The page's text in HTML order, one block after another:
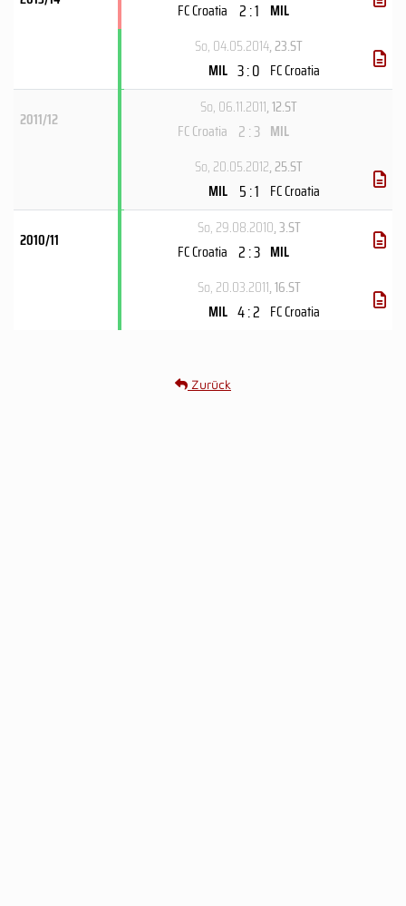
FC Croatia 2 : 1 MIL
So, 04.05.2014, 23.ST
MIL 3 : 0 FC Croatia
2011/12
So, 06.11.2011, 12.ST
FC Croatia 2 : 3 MIL
So, 20.05.2012, 25.ST
MIL 5 : 1 FC Croatia
2010/11
So, 29.08.2010, 3.ST
FC Croatia 2 : 3 MIL
So, 20.03.2011, 16.ST
MIL 4 : 2 FC Croatia
Zurück